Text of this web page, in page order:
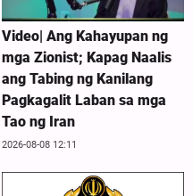
Video| Ang Kahayupan ng
mga Zionist; Kapag Naalis
ang Tabing ng Kanilang
Pagkagalit Laban sa mga
Tao ng Iran
2026-08-08 12:11